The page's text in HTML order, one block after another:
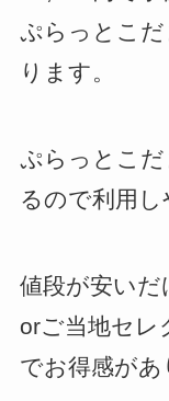
ぷらっとこ
ります。
ぷらっとこ
るので利用し
値段が安いだ
orご当地セレ
でお得感があ